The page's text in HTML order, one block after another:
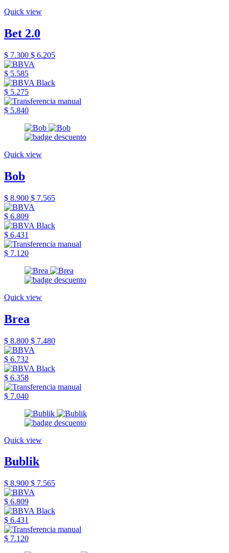
Quick view
Bet 2.0
$ 7.300 $ 6.205
$ 5.585
$ 5.275
$ 5.840
Quick view
Bob
$ 8.900 $ 7.565
$ 6.809
$ 6.431
$ 7.120
Quick view
Brea
$ 8.800 $ 7.480
$ 6.732
$ 6.358
$ 7.040
Quick view
Bublik
$ 8.900 $ 7.565
$ 6.809
$ 6.431
$ 7.120